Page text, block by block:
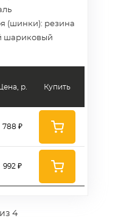
(шинки): резина
шариковый
Цена, р.
788 ₽
992 ₽
Купить
4